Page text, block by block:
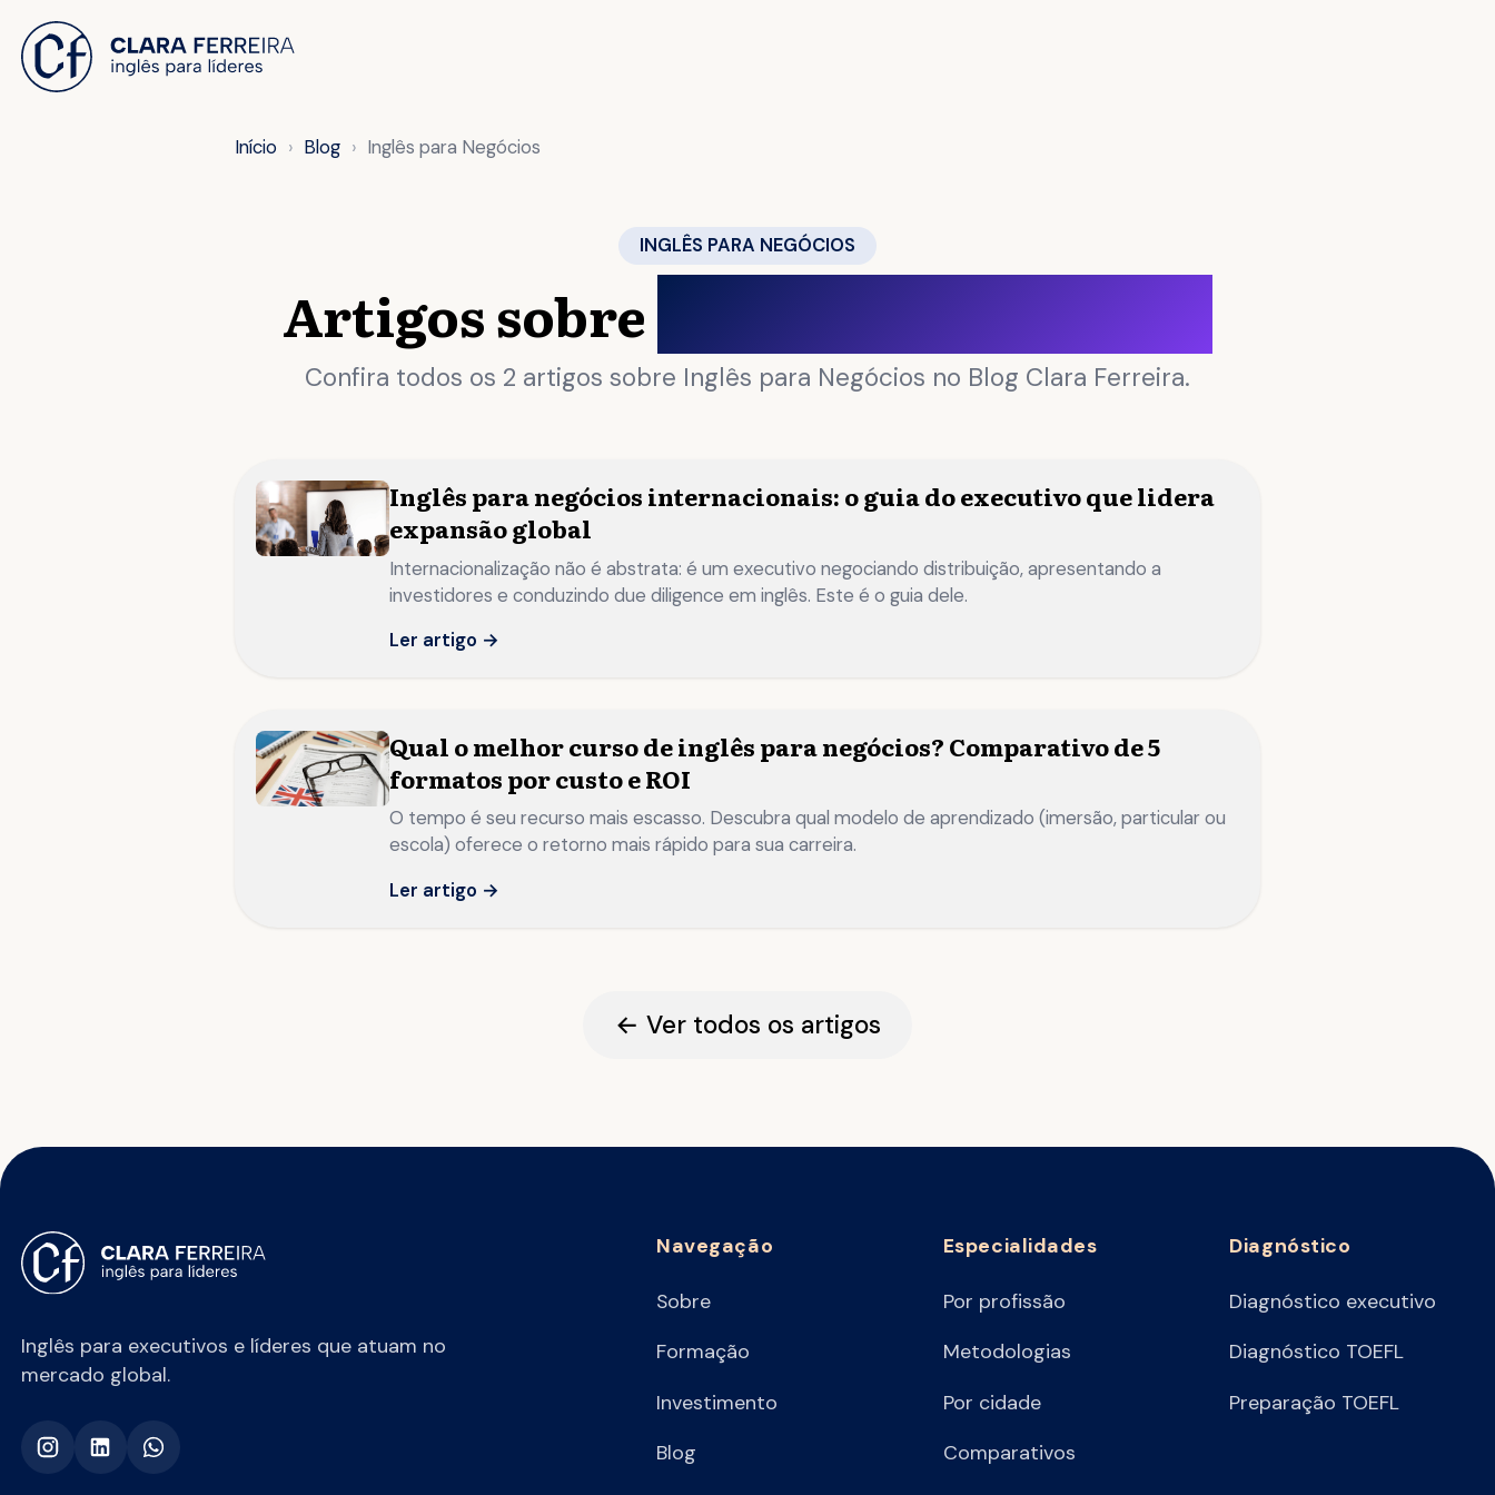
Início Blog Inglês para Negócios
INGLÊS PARA NEGÓCIOS
Artigos sobre
Confira todos os 2 artigos sobre Inglês para Negócios no Blog Clara Ferreira.
Inglês para negócios internacionais: o guia do executivo que lidera
expansão global
Internacionalização não é abstrata: é um executivo negociando distribuição, apresentando a
investidores e conduzindo due diligence em inglês. Este é o guia dele.
Ler artigo →
Qual o melhor curso de inglês para negócios? Comparativo de 5
formatos por custo e ROI
O tempo é seu recurso mais escasso. Descubra qual modelo de aprendizado (imersão, particular ou
escola) oferece o retorno mais rápido para sua carreira.
Ler artigo →
← Ver todos os artigos
Inglês para executivos e líderes que atuam no
mercado global.
Navegação
Sobre
Formação
Investimento
Blog
Especialidades
Por profissão
Metodologias
Por cidade
Comparativos
Diagnóstico
Diagnóstico executivo
Diagnóstico TOEFL
Preparação TOEFL